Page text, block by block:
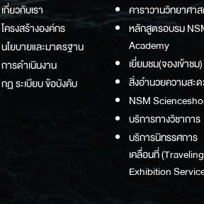
เกี่ยวกับเรา
โครงสร้างองค์กร
นโยบายและมาตรฐาน
การดำเนินงาน
กฏ ระเบียบ ข้อบังคับ
คาราวานวิทยาศา
หลักสูตรอบรม
Academy
เยี่ยมชม(จองเข้าชม)
สิ่งอำนวยความสะ
NSM
บริการทางวิชาการ
บริการนิทรรศการ
เคลื่อนที่ (Traveling
Exhibition